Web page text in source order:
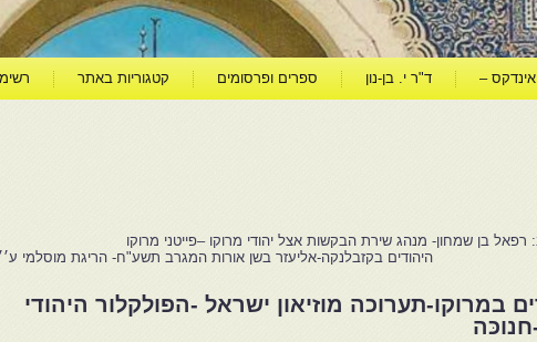
אינדקס – ד"ר י. בן-נון ספרים ופרסומים קטגוריות באתר
רפאל בן שמחון- מנהג שירת הבקשות אצל יהודי מרוקו –פייטני מרוקו
היהודים בקזבלנקה-אליעזר בשן אורות המגרב תשע"ח- הריגת מוסלמי
במרוקו-תערוכה מוזיאון ישראל -הפולקלור היהודי